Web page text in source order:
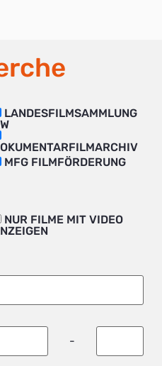
LANDESFILMSAMMLUNG
MFG FILMFÖRDERUNG
NUR FILME MIT VIDEO
-